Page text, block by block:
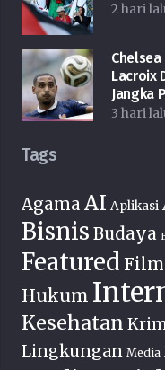
2 hari
Lacroix
Jangka
3 hari
Tags
Agama AI Aplikasi
Bisnis Budaya
Featured Film
Hukum
Kesehatan
Lingkungan Media